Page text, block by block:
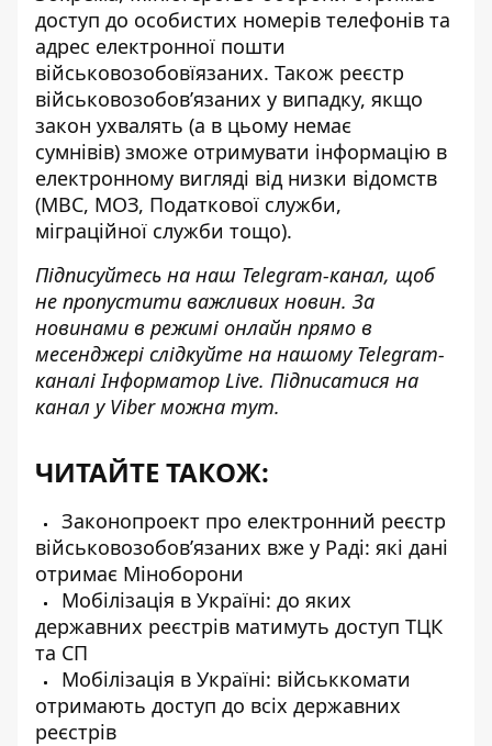
доступ до особистих номерів телефонів та
адрес електронної пошти
військовозобовїязаних. Також реєстр
військовозобовʼязаних у випадку, якщо
закон ухвалять (а в цьому немає
сумнівів) зможе отримувати інформацію в
електронному вигляді від низки відомств
(МВС, МОЗ, Податкової служби,
міграційної служби тощо).
Підписуйтесь на наш Telegram-канал, щоб
не пропустити важливих новин. За
новинами в режимі онлайн прямо в
месенджері слідкуйте на нашому Telegram-
каналіІнформатор Live. Підписатися на
канал у Viber можна тут.
ЧИТАЙТЕ ТАКОЖ:
Законопроект про електронний реєстр
військовозобовʼязаних вже у Раді: які дані
отримає Міноборони
Мобілізація в Україні: до яких
державних реєстрів матимуть доступ ТЦК
та СП
Мобілізація в Україні: військкомати
отримають доступ до всіх державних
реєстрів